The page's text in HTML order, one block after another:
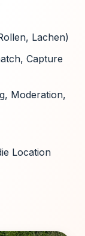
Lachen)
Capture
Moderation,
Location